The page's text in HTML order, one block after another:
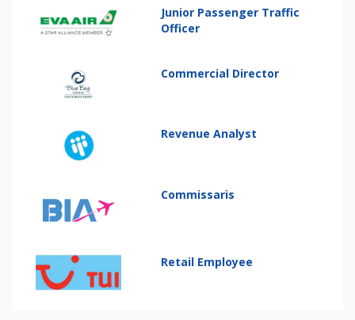
Junior Passenger Traffic
Officer
Commercial Director
Revenue Analyst
Commissaris
Retail Employee